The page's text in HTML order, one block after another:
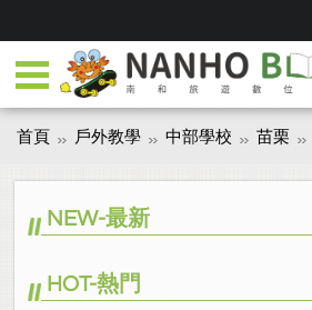
首頁 戶外教學 中部學校 苗栗
NEW-最新
HOT-熱門